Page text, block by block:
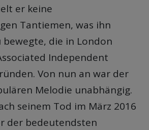
er keine
Tantiemen, was ihn
bewegte, die in London
Independent
Von nun an war der
Melodie unabhängig.
seinem Tod im März 2016
der bedeutendsten